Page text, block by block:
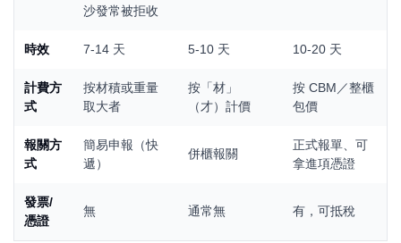
沙發常被拒收
時效 7-14 天 5-10 天 10-20 天
計費方
式
按材積或重量
取大者
按「材」
（才）計價
按 CBM／整櫃
包價
報關方
式
簡易申報（快
遞）
併櫃報關
正式報單、可
拿進項憑證
發票/
憑證
無 通常無 有，可抵稅